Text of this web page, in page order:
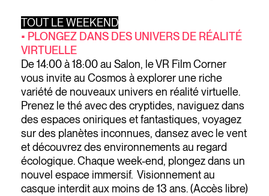
TOUT LE WEEKEND
• PLONGEZ DANS DES UNIVERS DE RÉALITÉ
VIRTUELLE
De 14:00 à 18:00 au Salon, le VR Film Corner
vous invite au Cosmos à explorer une riche
variété de nouveaux univers en réalité virtuelle.
Prenez le thé avec des cryptides, naviguez dans
des espaces oniriques et fantastiques, voyagez
sur des planètes inconnues, dansez avec le vent
et découvrez des environnements au regard
écologique. Chaque week-end, plongez dans un
nouvel espace immersif. Visionnement au
casque interdit aux moins de 13 ans. (Accès libre)